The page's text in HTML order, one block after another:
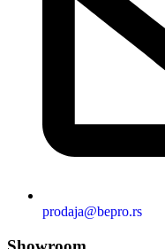
prodaja@bepro.rs